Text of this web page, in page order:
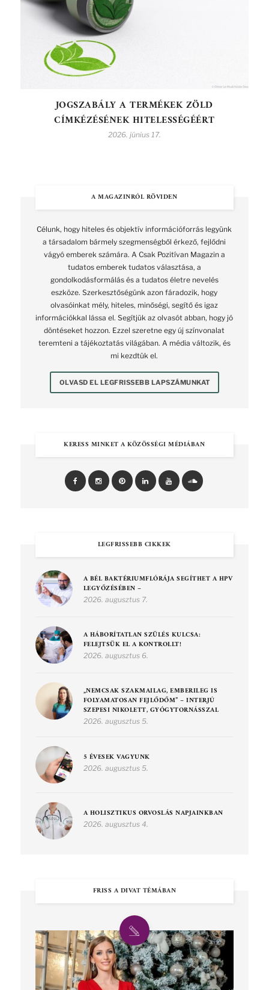
JOGSZABÁLY A TERMÉKEK ZÖLD
CÍMKÉZÉSÉNEK HITELESSÉGÉÉRT
2026. június 17.
A MAGAZINRÓL RÖVIDEN
Célunk, hogy hiteles és objektív információforrás legyünk
a társadalom bármely szegmenségből érkező, fejlődni
vágyó emberek számára. A Csak Pozitívan Magazin a
tudatos emberek tudatos választása, a
gondolkodásformálás és a tudatos életre nevelés
eszköze. Szerkesztőségünk azon fáradozik, hogy
olvasóinkat mély, hiteles, minőségi, segítő és igaz
információkkal lássa el. Segítjük az olvasót abban, hogy jó
döntéseket hozzon. Ezzel szeretne egy új színvonalat
teremteni a tájékoztatás világában. A média változik, és
mi kezdtük el.
OLVASD EL LEGFRISSEBB LAPSZÁMUNKAT
KERESS MINKET A KÖZÖSSÉGI MÉDIÁBAN
LEGFRISSEBB CIKKEK
A BÉL BAKTÉRIUMFLÓRÁJA SEGÍTHET A HPV
LEGYŐZÉSÉBEN –
2026. augusztus 7.
A HÁBORÍTATLAN SZÜLÉS KULCSA:
FELEJTSÜK EL A KONTROLLT!
2026. augusztus 6.
„NEMCSAK SZAKMAILAG, EMBERILEG IS
FOLYAMATOSAN FEJLŐDŐM” – INTERJÚ
SZEPESI NIKOLETT, GYÓGYTORNÁSSZAL
2026. augusztus 5.
5 ÉVESEK VAGYUNK
2026. augusztus 5.
A HOLISZTIKUS ORVOSLÁS NAPJAINKBAN
2026. augusztus 4.
FRISS A DIVAT TÉMÁBAN